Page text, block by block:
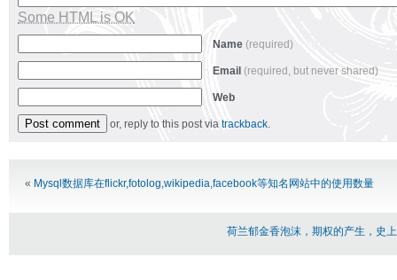
Some HTML is OK
Name (required)
Email (required, but never shared)
Web
or, reply to this post via trackback.
« Mysql数据库在flickr,fotolog,wikipedia,facebook等知名网站中的使用数量
荷兰郁金香泡沫，期权的产生，史